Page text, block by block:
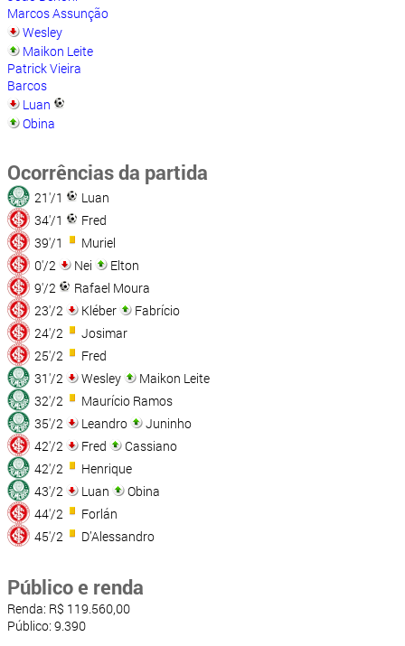
Marcos Assunção
Wesley
Maikon Leite
Patrick Vieira
Barcos
Luan
Obina
Ocorrências da partida
21'/1
Luan
34'/1
Fred
39'/1
Muriel
0'/2
Nei
Elton
9'/2
Rafael Moura
23'/2
Kléber
Fabrício
24'/2
Josimar
25'/2
Fred
31'/2
Wesley
Maikon Leite
32'/2
Maurício Ramos
35'/2
Leandro
Juninho
42'/2
Fred
Cassiano
42'/2
Henrique
43'/2
Luan
Obina
44'/2
Forlán
45'/2
D’Alessandro
Público e renda
Renda: R$ 119.560,00
Público: 9.390